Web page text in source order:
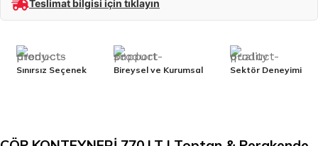
Teslimat bilgisi için tıklayın
Sınırsız Seçenek Bireysel ve Kurumsal Sektör Deneyimi